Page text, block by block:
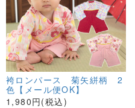
袴ロンパース 菊矢絣柄 2
色【メール便OK】
1,980円(税込)